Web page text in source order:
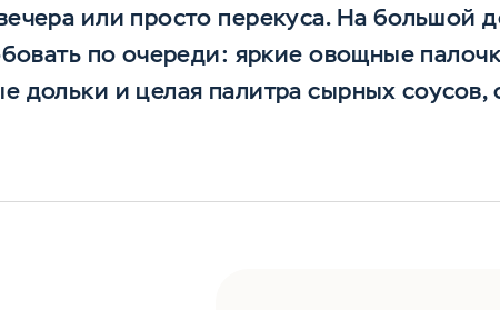
или просто перекуса. На большой
по очереди: яркие овощные
дольки и целая палитра сырных соусов,